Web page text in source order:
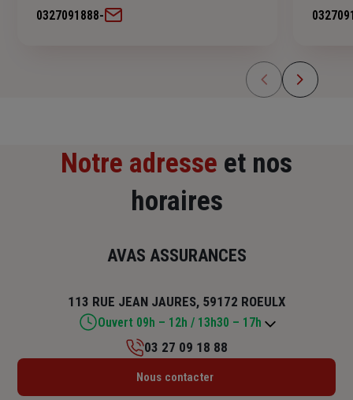
0327091888-
Notre adresse et nos
horaires
AVAS ASSURANCES
113 RUE JEAN JAURES, 59172 ROEULX
Ouvert 09h – 12h / 13h30 – 17h
Lundi : 14h – 17h
03 27 09 18 88
Nous contacter